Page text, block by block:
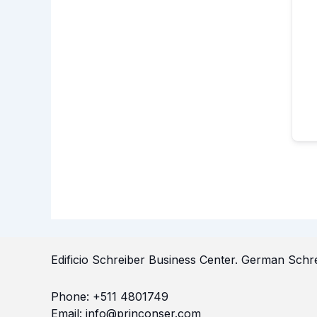
Edificio Schreiber Business Center. German
Phone: +511 4801749
Email: info@princonser.com